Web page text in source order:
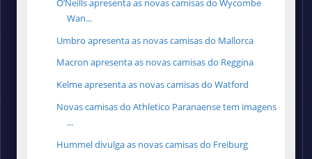
O’Neills apresenta as novas camisas do Wycombe
Wan...
Umbro apresenta as novas camisas do Mallorca
Macron apresenta as novas camisas do Reggina
Kelme apresenta as novas camisas do Watford
Novas camisas do Athletico Paranaense tem imagens
...
Hummel divulga as novas camisas do Freiburg